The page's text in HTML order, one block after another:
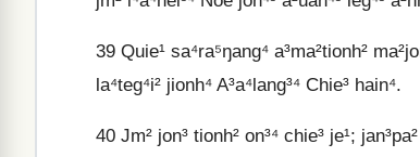
39 Quie¹ sa⁴ra⁵ŋang⁴ a³ma²tionh²
la⁴teg⁴i² jionh⁴ A³a⁴lang³⁴ Chie³ hain⁴.
40 Jm² jon³ tionh² on³⁴ chie³ je¹;